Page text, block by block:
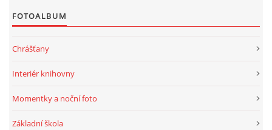
FOTOALBUM
Chrášťany
Interiér knihovny
Momentky a noční foto
Základní škola